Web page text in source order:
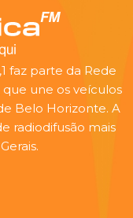
faz parte da Rede
une os veículos
Belo Horizonte. A
radiodifusão mais